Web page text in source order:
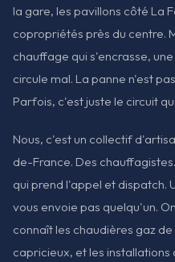
la gare, les pavillons côté La
copropriétés près du centre.
chauffage qui s'encrasse,
circule mal. La panne n'est
Parfois, c'est juste le circuit
Nous, c'est un collectif
de-France. Des
qui prend l'appel et dispatch.
vous envoie pas quelqu'un.
connaît les chaudières gaz
capricieux, et les